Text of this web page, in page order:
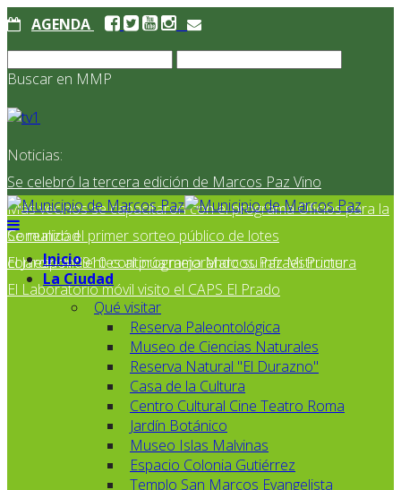
AGENDA
Buscar en MMP
Noticias:
Se celebró la tercera edición de Marcos Paz Vino
Más vecinos se capacitaron con el programa Oficios para la
Comunidad
Se realizó el primer sorteo público de lotes
correspondientes al programa Marcos Paz Mi Primer
El Jardín N° 910 continúa mejorando su infraestructura
El Laboratorio móvil visito el CAPS El Prado
Inicio
La Ciudad
Qué visitar
Reserva Paleontológica
Museo de Ciencias Naturales
Reserva Natural "El Durazno"
Casa de la Cultura
Centro Cultural Cine Teatro Roma
Jardín Botánico
Museo Islas Malvinas
Espacio Colonia Gutiérrez
Templo San Marcos Evangelista